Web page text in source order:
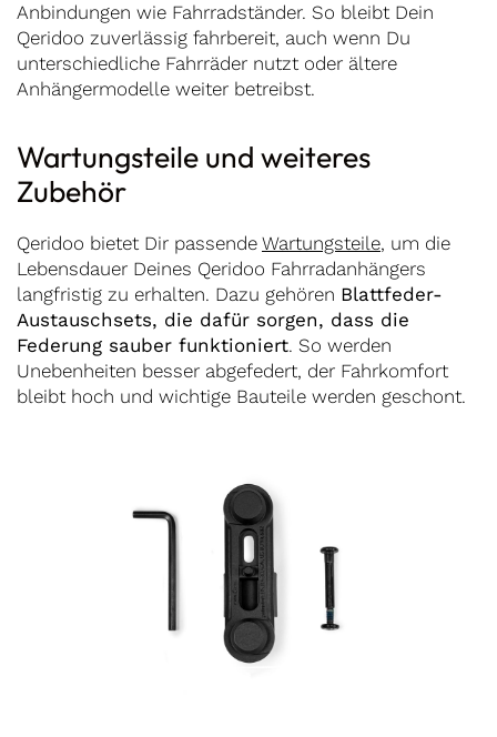
Wartungsteile und weiteres
Zubehör
Qeridoo bietet Dir passende Wartungsteile, um die
Lebensdauer Deines Qeridoo Fahrradanhängers
langfristig zu erhalten. Dazu gehören Blattfeder-
Austauschsets, die dafür sorgen, dass die
Federung sauber funktioniert. So werden
Unebenheiten besser abgefedert, der Fahrkomfort
bleibt hoch und wichtige Bauteile werden geschont.
Anbindungen wie Fahrradständer. So bleibt Dein
Qeridoo zuverlässig fahrbereit, auch wenn Du
unterschiedliche Fahrräder nutzt oder ältere
Anhängermodelle weiter betreibst.